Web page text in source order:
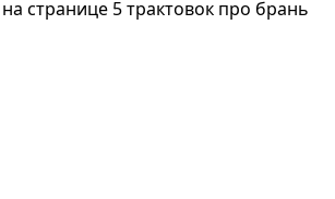
странице 5 трактовок про брань